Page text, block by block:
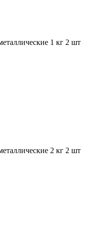
1 кг 2 шт
2 кг 2 шт